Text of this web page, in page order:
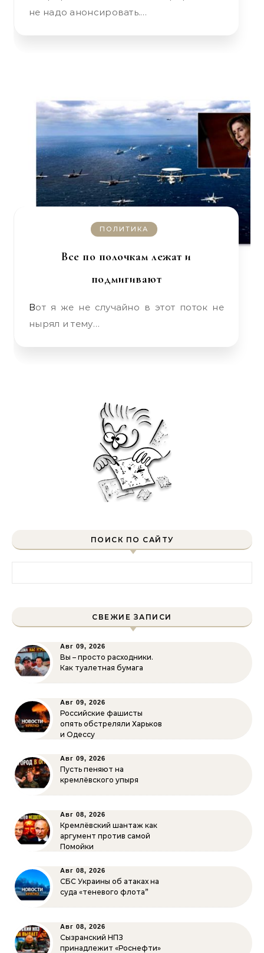
не надо анонсировать.…
ПОЛИТИКА
Все по полочкам лежат и
подмигивают
Вот я же не случайно в этот поток не
нырял и тему…
ПОИСК ПО САЙТУ
СВЕЖИЕ ЗАПИСИ
Авг 09, 2026
Вы – просто расходники.
Как туалетная бумага
Авг 09, 2026
Российские фашисты
опять обстреляли Харьков
и Одессу
Авг 09, 2026
Пусть пеняют на
кремлёвского упыря
Авг 08, 2026
Кремлёвский шантаж как
аргумент против самой
Помойки
Авг 08, 2026
СБС Украины об атаках на
суда «теневого флота”
Авг 08, 2026
Сызранский НПЗ
принадлежит «Роснефти»